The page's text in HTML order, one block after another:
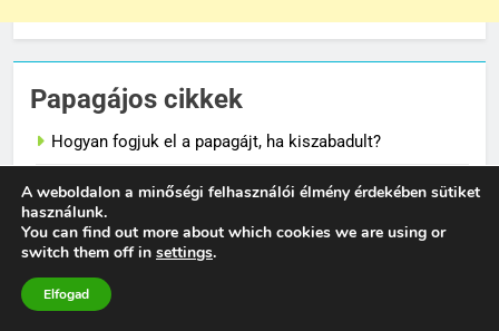
Papagájos cikkek
Hogyan fogjuk el a papagájt, ha kiszabadult?
Hogyan tanítsd meg madaradat trükkökre a klikkerrel
Mennyit alszik egy hullámos papagáj?
Hullámos papagáj hirtelen halála mögött mi rejlik
A weboldalon a minőségi felhasználói élmény érdekében sütiket
használunk.
You can find out more about which cookies we are using or
switch them off in settings.
Elfogad